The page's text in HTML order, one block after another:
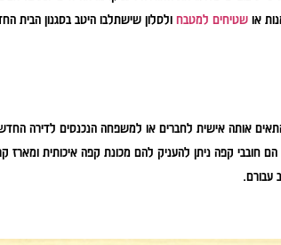
או שטיחים למטבח ולסלון שישתלבו היטב בסגנון הבית
אותה אישית לחברים או למשפחה הנכנסים לדירה
הם חובבי קפה ניתן להעניק להם מכונת קפה איכותית
עבורם.